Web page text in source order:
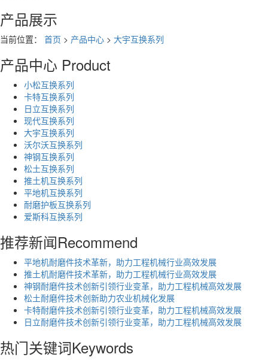
产品展示
当前位置： 首页 > 产品中心 > 大宇互换系列
产品中心 Product
小松互换系列
卡特互换系列
日立互换系列
现代互换系列
大宇互换系列
沃尔沃互换系列
神钢互换系列
松土互换系列
推土机互换系列
平地机互换系列
耐磨护板互换系列
爱斯科互换系列
推荐新闻Recommend
平地机耐磨件技术革新，助力工程机械行业高效发展
推土机耐磨件技术革新，助力工程机械行业高效发展
神钢耐磨件技术创新引领行业变革，助力工程机械高效发展
松土耐磨件技术创新助力农业机械化发展
卡特耐磨件技术创新引领行业变革，助力工程机械高效发展
日立耐磨件技术创新引领行业变革，助力工程机械高效发展
热门关键词Keywords